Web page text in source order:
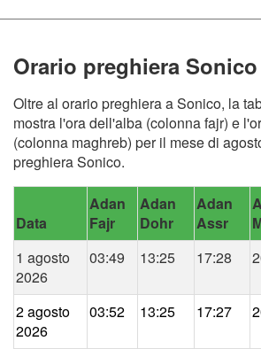
Orario preghiera Sonico
Oltre al orario preghiera a Sonico, la
mostra l'ora dell'alba (colonna fajr) e
(colonna maghreb) per il mese di
preghiera Sonico.
Data
Adan
Fajr
Adan
Dohr
Adan
Assr
1 agosto
2026
03:49 13:25 17:28
2 agosto
2026
03:52 13:25 17:27